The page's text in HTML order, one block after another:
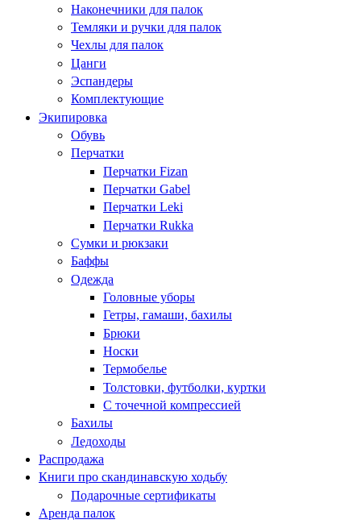
Наконечники для палок
Темляки и ручки для палок
Чехлы для палок
Цанги
Эспандеры
Комплектующие
Экипировка
Обувь
Перчатки
Перчатки Fizan
Перчатки Gabel
Перчатки Leki
Перчатки Rukka
Сумки и рюкзаки
Баффы
Одежда
Головные уборы
Гетры, гамаши, бахилы
Брюки
Носки
Термобелье
Толстовки, футболки, куртки
С точечной компрессией
Бахилы
Ледоходы
Распродажа
Книги про скандинавскую ходьбу
Подарочные сертификаты
Аренда палок